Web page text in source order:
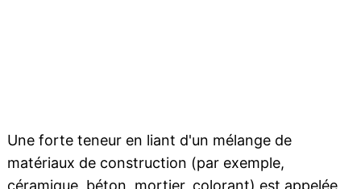
Une forte teneur en liant d'un mélange de
matériaux de construction (par exemple,
céramique, béton , mortier, colorant) est appelée